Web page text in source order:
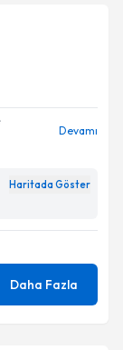
Devamı
Haritada Göster
Daha Fazla